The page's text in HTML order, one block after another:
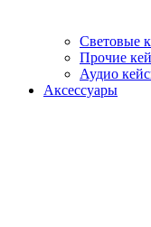
Световые
Прочие
Аудио
Аксессуары